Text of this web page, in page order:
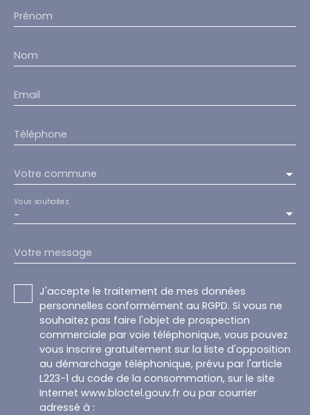
Prénom
Nom
Email
Téléphone
Votre commune
-
Vous souhaitez
Votre message
J'accepte le traitement de mes données
personnelles conformément au RGPD. Si vous ne
souhaitez pas faire l'objet de prospection
commerciale par voie téléphonique, vous pouvez
vous inscrire gratuitement sur la liste d'opposition
au démarchage téléphonique, prévu par l'article
L223-1 du code de la consommation, sur le site
Internet www.bloctel.gouv.fr ou par courrier
adressé à :